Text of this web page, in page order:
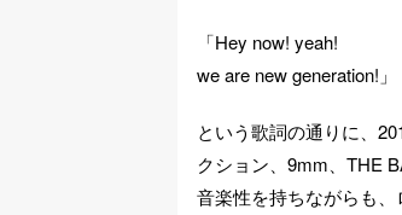
「Hey now! yeah!
we are new generation!」
という歌詞の通りに、
クション、9mm、THE
音楽性を持ちながらも